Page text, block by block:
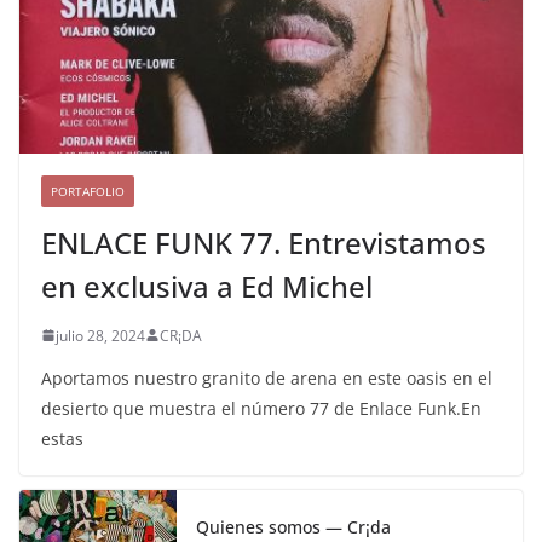
PORTAFOLIO
ENLACE FUNK 77. Entrevistamos
en exclusiva a Ed Michel
julio 28, 2024 CR¡DA
Aportamos nuestro granito de arena en este oasis en el
desierto que muestra el número 77 de Enlace Funk.En
estas
Quienes somos — Cr¡da